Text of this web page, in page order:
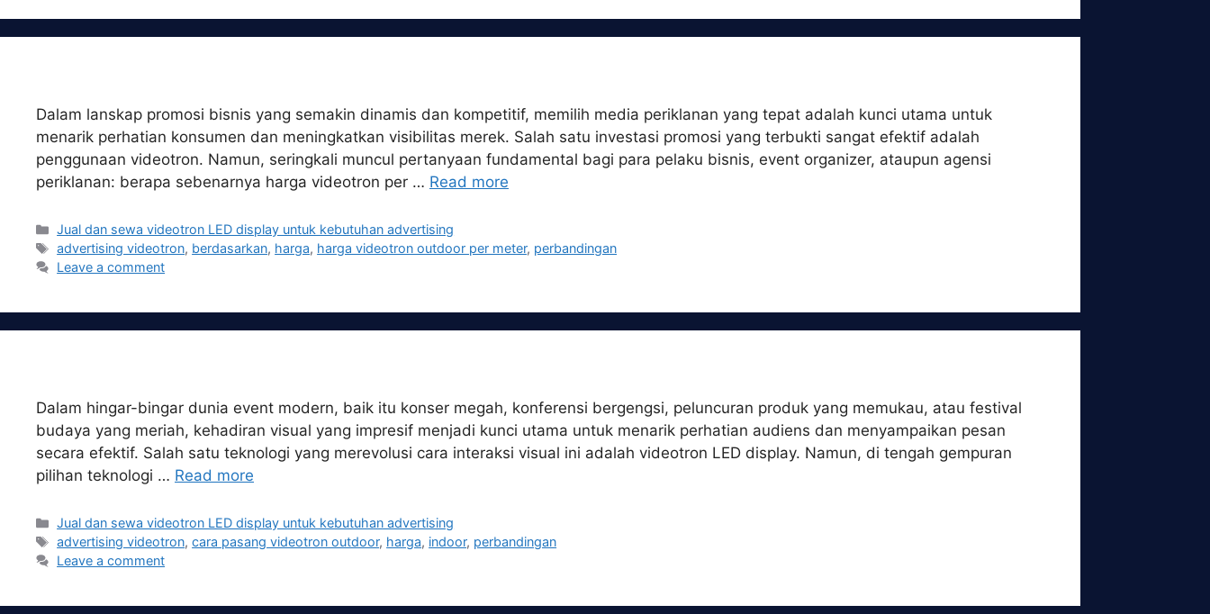
Dalam lanskap promosi bisnis yang semakin dinamis dan kompetitif, memilih media periklanan yang tepat adalah kunci utama untuk
menarik perhatian konsumen dan meningkatkan visibilitas merek. Salah satu investasi promosi yang terbukti sangat efektif adalah
penggunaan videotron. Namun, seringkali muncul pertanyaan fundamental bagi para pelaku bisnis, event organizer, ataupun agensi
periklanan: berapa sebenarnya harga videotron per … Read more
Categories
Jual dan sewa videotron LED display untuk kebutuhan advertising
Tags
advertising videotron, berdasarkan, harga, harga videotron outdoor per meter, perbandingan
Leave a comment
Dalam hingar-bingar dunia event modern, baik itu konser megah, konferensi bergengsi, peluncuran produk yang memukau, atau festival
budaya yang meriah, kehadiran visual yang impresif menjadi kunci utama untuk menarik perhatian audiens dan menyampaikan pesan
secara efektif. Salah satu teknologi yang merevolusi cara interaksi visual ini adalah videotron LED display. Namun, di tengah gempuran
pilihan teknologi … Read more
Categories
Jual dan sewa videotron LED display untuk kebutuhan advertising
Tags
advertising videotron,cara pasang videotron outdoor, harga, indoor, perbandingan
Leave a comment